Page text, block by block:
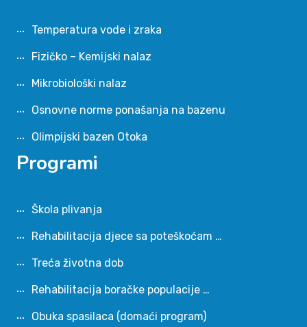
Temperatura vode i zraka
Fizičko – Kemijski nalaz
Mikrobiološki nalaz
Osnovne norme ponašanja na bazenu
Olimpijski bazen Otoka
Programi
Škola plivanja
Rehabilitacija djece sa poteškoćam …
Treća životna dob
Rehabilitacija boračke populacije …
Obuka spasilaca (domaći program)